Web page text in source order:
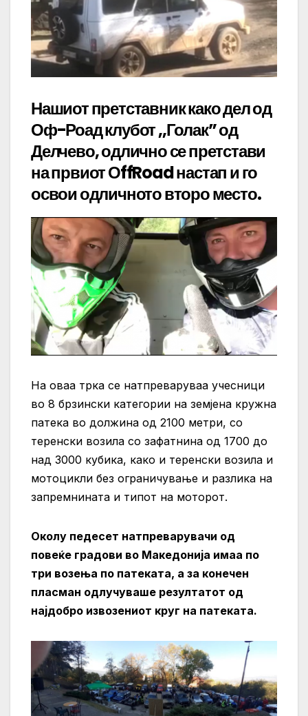
Нашиот претставник како дел од
Оф-Роад клубот ,,Голак” од
Делчево, одлично се претстави
на првиот ОffRoad настап и го
освои одличното второ место.
На оваа трка се натпреваруваа учесници
во 8 брзински категории на земјена кружна
патека во должина од 2100 метри, со
теренски возила со зафатнина од 1700 до
над 3000 кубика, како и теренски возила и
мотоцикли без ограничување и разлика на
запремнината и типот на моторот.
Околу педесет натпреварувачи од
повеќе градови во Македонија имаа по
три возења по патеката, а за конечен
пласман одлучуваше резултатот од
најдобро извозениот круг на патеката.